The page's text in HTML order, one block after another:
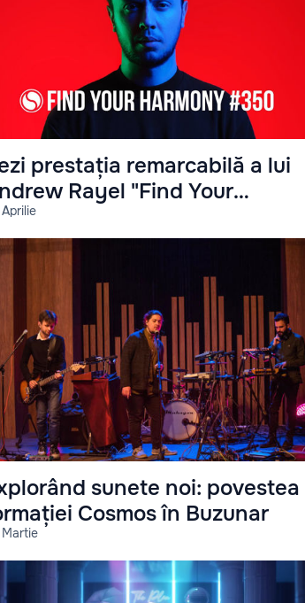
prestația remarcabilă a lui
Rayel "Find Your
#350"
sunete noi: povestea
Cosmos în Buzunar